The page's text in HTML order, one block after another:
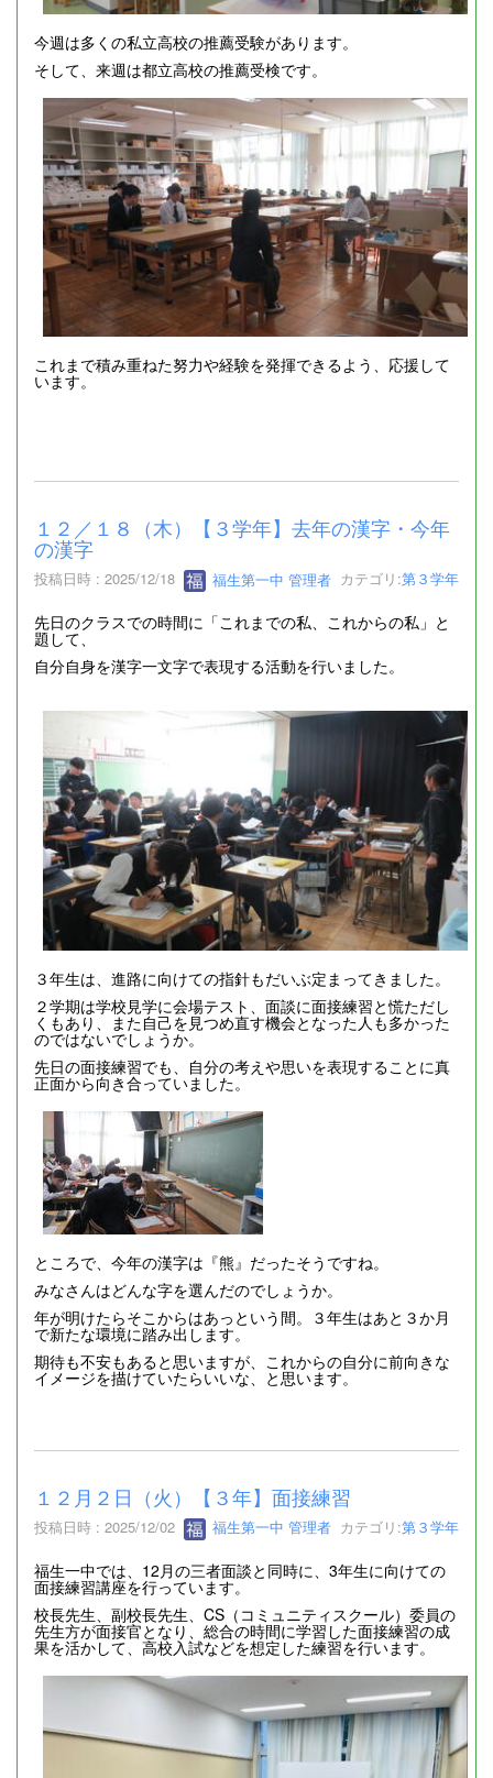
今週は多くの私立高校の推薦受験があります。
そして、来週は都立高校の推薦受検です。
これまで積み重ねた努力や経験を発揮できるよう、応援して
います。
１２／１８（木）【３学年】去年の漢字・今年
の漢字
投稿日時 : 2025/12/18 福生第一中 管理者 カテゴリ:第３学年
先日のクラスでの時間に「これまでの私、これからの私」と
題して、
自分自身を漢字一文字で表現する活動を行いました。
３年生は、進路に向けての指針もだいぶ定まってきました。
２学期は学校見学に会場テスト、面談に面接練習と慌ただし
くもあり、また自己を見つめ直す機会となった人も多かった
のではないでしょうか。
先日の面接練習でも、自分の考えや思いを表現することに真
正面から向き合っていました。
ところで、今年の漢字は『熊』だったそうですね。
みなさんはどんな字を選んだのでしょうか。
年が明けたらそこからはあっという間。３年生はあと３か月
で新たな環境に踏み出します。
期待も不安もあると思いますが、これからの自分に前向きな
イメージを描けていたらいいな、と思います。
１２月２日（火）【３年】面接練習
投稿日時 : 2025/12/02 福生第一中 管理者 カテゴリ:第３学年
福生一中では、12月の三者面談と同時に、3年生に向けての
面接練習講座を行っています。
校長先生、副校長先生、CS（コミュニティスクール）委員の
先生方が面接官となり、総合の時間に学習した面接練習の成
果を活かして、高校入試などを想定した練習を行います。